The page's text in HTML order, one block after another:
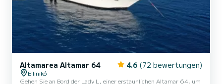
Altamarea Altamar 64 4.6 (72 bewertungen)
Ellinikó
Gehen Sie an Bord der Lady L, einer erstaunlichen Altamar 64, um